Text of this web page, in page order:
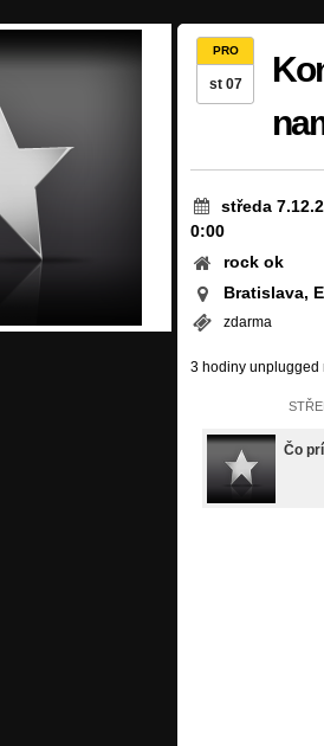
PRO
st 07
středa
0:00
rock ok
Bratislava,
zdarma
3 hodiny unplugged
Čo